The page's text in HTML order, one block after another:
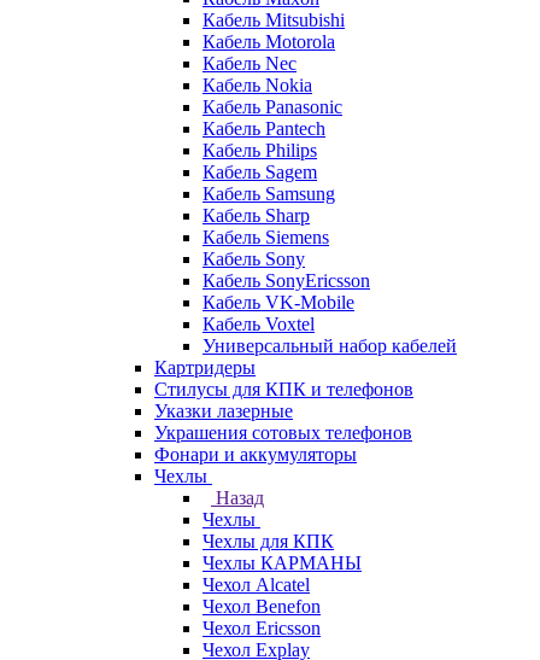
Кабель Mitsubishi
Кабель Motorola
Кабель Nec
Кабель Nokia
Кабель Panasonic
Кабель Pantech
Кабель Philips
Кабель Sagem
Кабель Samsung
Кабель Sharp
Кабель Siemens
Кабель Sony
Кабель SonyEricsson
Кабель VK-Mobile
Кабель Voxtel
Универсальный набор кабелей
Картридеры
Стилусы для КПК и телефонов
Указки лазерные
Украшения сотовых телефонов
Фонари и аккумуляторы
Чехлы
Назад
Чехлы
Чехлы для КПК
Чехлы КАРМАНЫ
Чехол Alcatel
Чехол Benefon
Чехол Ericsson
Чехол Explay